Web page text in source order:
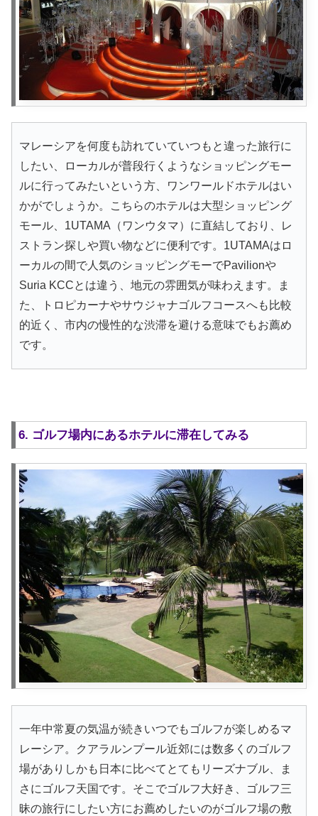
マレーシアを何度も訪れていていつもと違った旅行に
したい、ローカルが普段行くようなショッピングモー
ルに行ってみたいという方、ワンワールドホテルはい
かがでしょうか。こちらのホテルは大型ショッピング
モール、1UTAMA（ワンウタマ）に直結しており、レ
ストラン探しや買い物などに便利です。1UTAMAはロ
ーカルの間で人気のショッピングモーでPavilionや
Suria KCCとは違う、地元の雰囲気が味わえます。ま
た、トロピカーナやサウジャナゴルフコースへも比較
的近く、市内の慢性的な渋滞を避ける意味でもお薦め
です。
6. ゴルフ場内にあるホテルに滞在してみる
一年中常夏の気温が続きいつでもゴルフが楽しめるマ
レーシア。クアラルンプール近郊には数多くのゴルフ
場がありしかも日本に比べてとてもリーズナブル、ま
さにゴルフ天国です。そこでゴルフ大好き、ゴルフ三
昧の旅行にしたい方にお薦めしたいのがゴルフ場の敷